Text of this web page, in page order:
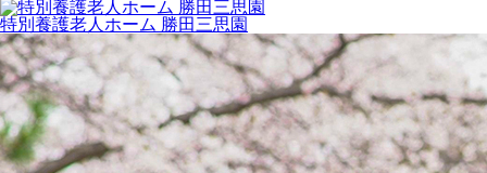
特別養護老人ホーム 勝田三思園